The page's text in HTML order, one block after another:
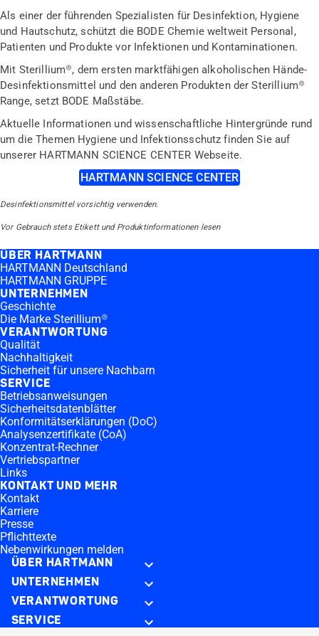
Als einer der führenden Spezialisten für Desinfektion, Hygiene
und Hautschutz, schützt die BODE Chemie weltweit Personal,
Patienten und Produkte vor Infektionen und Kontaminationen.
Mit Sterillium®, dem ersten marktfähigen alkoholischen Hände-
Desinfektionsmittel und den anderen Produkten der Sterillium®
Range, setzt BODE Maßstäbe.
Aktuelle Informationen und wissenschaftliche Hintergründe rund
um die Themen Hygiene und Infektionsschutz finden Sie auf
unserer HARTMANN SCIENCE CENTER Webseite.
HARTMANN SCIENCE CENTER
Desinfektionsmittel vorsichtig verwenden.
Vor Gebrauch stets Etikett und Produktinformationen lesen
ÜBER HARTMANN
HARTMANN Deutschland
HARTMANN GRUPPE
UNTERNEHMEN
Geschichte
Die Marke Sterillium®
VERANTWORTUNG
Qualität
Nachhaltigkeit
Sicherheit für unsere Nachbarn
SERVICE
Betriebsanweisungen
Sicherheitsdatenblätter
Konformitätserklärungen (DoC)
Analysenzertifikate (CoA)
Konzentrat-Rechner
Vertriebspartner
Links
KONTAKT UND MEHR
Kontakt
Karriere
Presse
Pflichttexte
Nebenwirkungen melden
ÜBER HARTMANN
UNTERNEHMEN
VERANTWORTUNG
SERVICE